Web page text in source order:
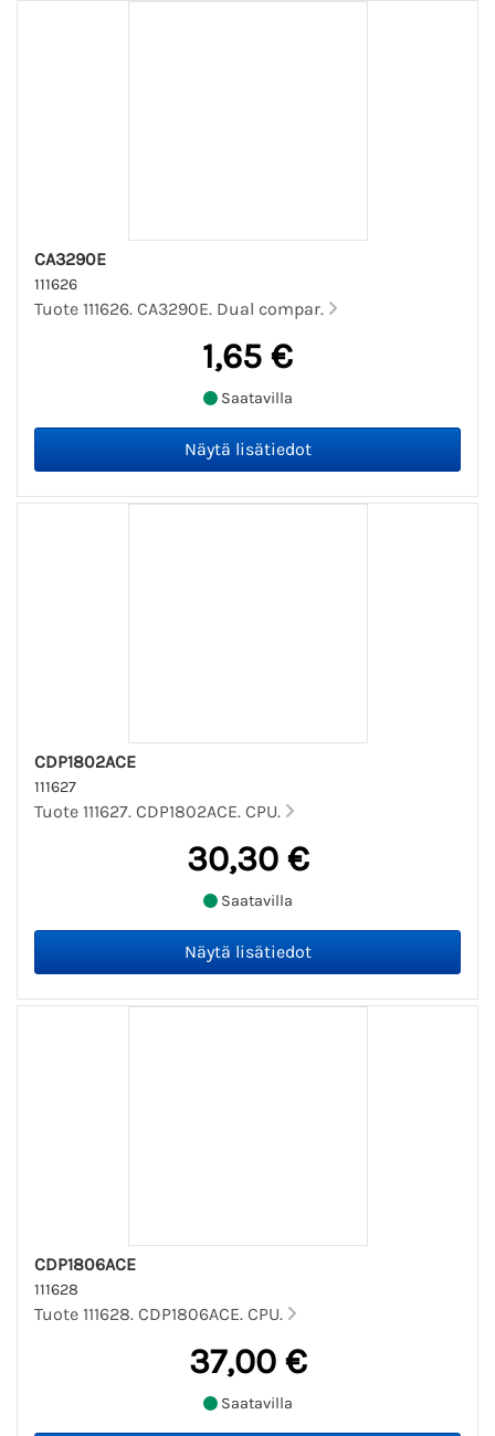
CA3290E
111626
Tuote 111626. CA3290E. Dual compar.
1,65 €
Saatavilla
CDP1802ACE
111627
Tuote 111627. CDP1802ACE. CPU.
30,30 €
Saatavilla
CDP1806ACE
111628
Tuote 111628. CDP1806ACE. CPU.
37,00 €
Saatavilla